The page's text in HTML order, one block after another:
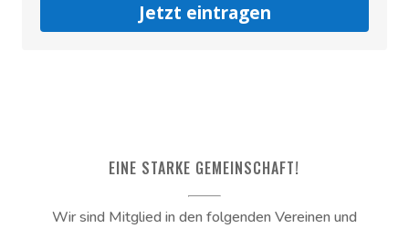
Jetzt eintragen
EINE STARKE GEMEINSCHAFT!
Wir sind Mitglied in den folgenden Vereinen und